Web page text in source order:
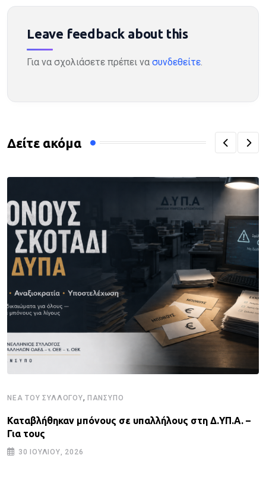
Leave feedback about this
Για να σχολιάσετε πρέπει να συνδεθείτε.
Δείτε ακόμα
ΝΈΑ ΤΟΥ ΣΥΛΛΌΓΟΥ, ΠΑΝΣΥΠΟ
Καταβλήθηκαν μπόνους σε υπαλλήλους στη Δ.ΥΠ.Α. –
Για τους
30 ΙΟΥΛΊΟΥ, 2026